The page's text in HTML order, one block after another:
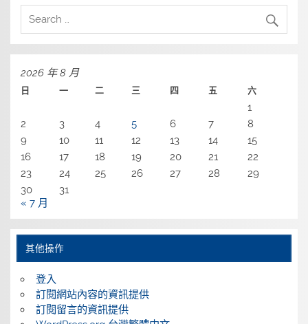
2026 年 8 月
日 一 二 三 四 五 六
1
2
3 4 5 6 7
8
9
10 11 12 13 14
15
16
17 18 19 20 21
22
23
24 25 26 27 28
29
30
31
« 7 月
其他操作
登入
訂閱網站內容的資訊提供
訂閱留言的資訊提供